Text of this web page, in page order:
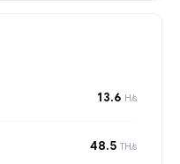
13.6 H/s
48.5 TH/s